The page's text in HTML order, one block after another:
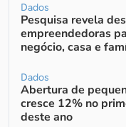
Dados
Pesquisa revela
empreendedoras
negócio, casa e
Dados
Abertura de
cresce 12% no
deste ano